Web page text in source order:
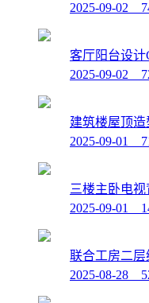
2025-09-02
客厅阳台设
2025-09-02
建筑楼屋顶
2025-09-01
三楼主卧电
2025-09-01
联合工房二
2025-08-28